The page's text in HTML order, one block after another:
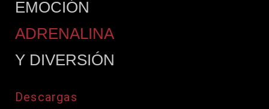
EMOCIÓN
ADRENALINA
Y DIVERSIÓN
Descargas